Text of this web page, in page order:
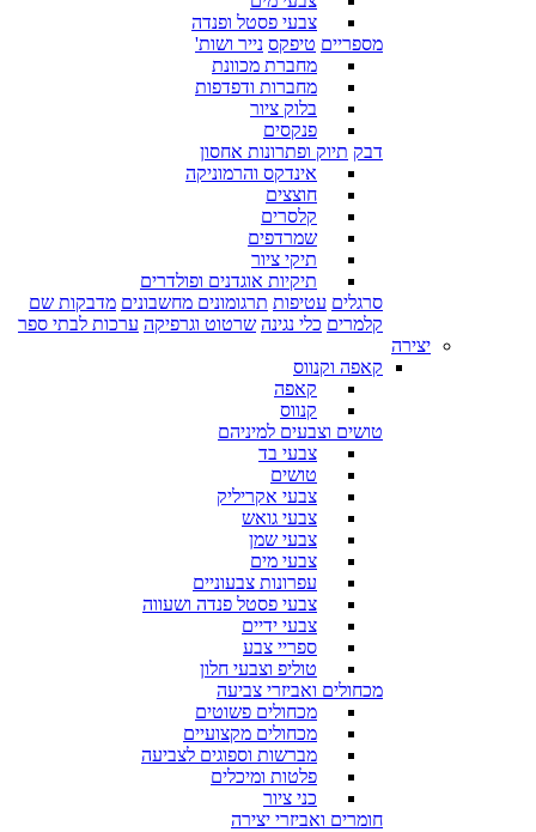
צבעי פסטל ופנדה
מספריים טיפקס נייר ושות'
מחברת מכוונת
מחברות ודפדפות
בלוק ציור
פנקסים
דבק תיוק ופתרונות אחסון
אינדקס והרמוניקה
חוצצים
קלסרים
שמרדפים
תיקי ציור
תיקיות אוגדנים ופולדרים
סרגלים עטיפות תרגומונים מחשבונים מדבקות שם
קלמרים כלי נגינה שרטוט וגרפיקה ערכות לבתי ספר
יצירה
קאפה וקנווס
קאפה
קנווס
טושים וצבעים למיניהם
צבעי בד
טושים
צבעי אקריליק
צבעי גואש
צבעי שמן
צבעי מים
עפרונות צבעוניים
צבעי פסטל פנדה ושעווה
צבעי ידיים
ספריי צבע
טוליפ וצבעי חלון
מכחולים ואביזרי צביעה
מכחולים פשוטים
מכחולים מקצועיים
מברשות וספוגים לצביעה
פלטות ומיכלים
כני ציור
חומרים ואביזרי יצירה